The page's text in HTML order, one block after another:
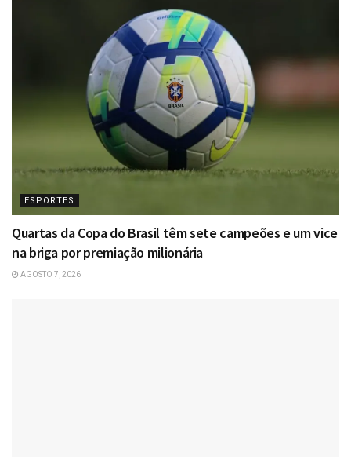
ESPORTES
Quartas da Copa do Brasil têm sete campeões e um vice
na briga por premiação milionária
AGOSTO 7, 2026